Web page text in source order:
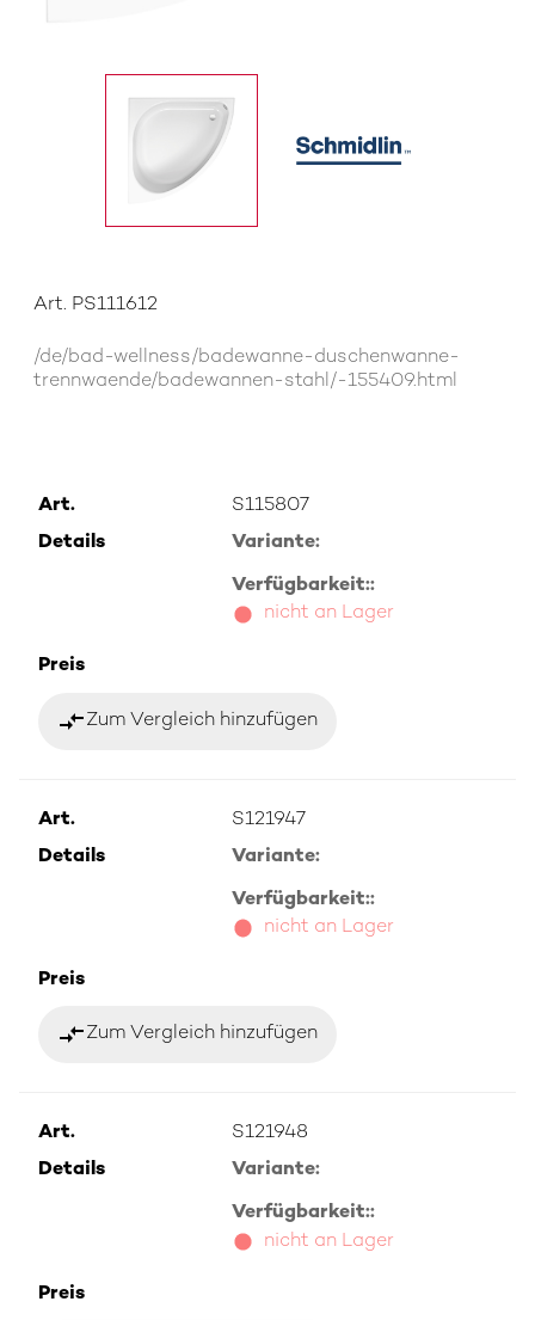
Art. PS111612
/de/bad-wellness/badewanne-duschenwanne-
trennwaende/badewannen-stahl/-155409.html
Art.
S115807
Details
Variante:
Verfügbarkeit::
nicht an Lager
Preis
compare_arrowsZum Vergleich hinzufügen
Art.
S121947
Details
Variante:
Verfügbarkeit::
nicht an Lager
Preis
compare_arrowsZum Vergleich hinzufügen
Art.
S121948
Details
Variante:
Verfügbarkeit::
nicht an Lager
Preis